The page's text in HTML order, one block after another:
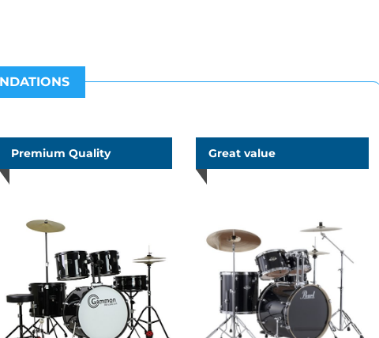
Premium Quality Great value